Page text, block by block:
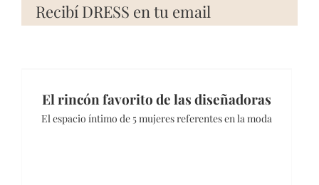
Recibí DRESS en tu email
El rincón favorito de las diseñadoras
El espacio íntimo de 5 mujeres referentes en la moda